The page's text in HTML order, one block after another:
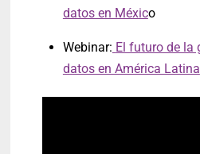
datos en México
Webinar: El futuro de la
datos en América Latina